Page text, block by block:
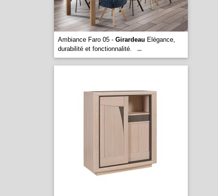
Ambiance Faro 05 - Girardeau Elégance,
durabilité et fonctionnalité.
...